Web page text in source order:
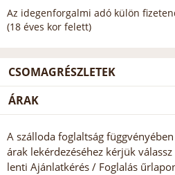
Az idegenforgalmi adó külön
(18 éves kor felett)
CSOMAGRÉSZLETEK
ÁRAK
A szálloda foglaltság
árak lekérdezéséhez kérjük
lenti Ajánlatkérés / Foglalás